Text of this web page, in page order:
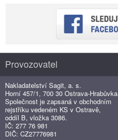
Provozovatel
Nakladatelství Sagit, a. s.
Horní 457/1, 700 30 Ostrava-Hrabůvka
Společnost je zapsaná v obchodním
rejstříku vedeném KS v Ostravě,
oddíl B, vložka 3086.
IČ: 277 76 981
DIČ: CZ27776981